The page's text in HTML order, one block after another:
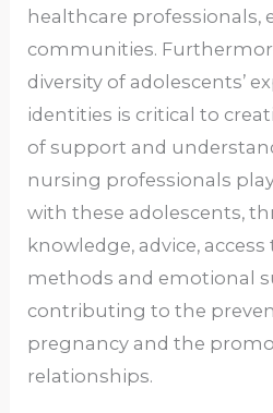
healthcare professionals,
communities.
diversity of adolescents’
identities is critical to
of support and
nursing professionals
with these adolescents,
knowledge, advice,
methods and emotional
contributing to the
pregnancy and the
relationships.